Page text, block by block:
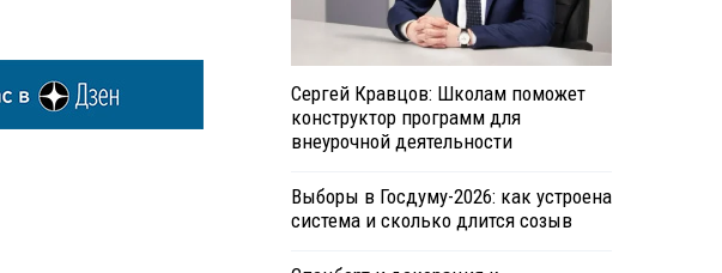
Сергей Кравцов: Школам поможет
конструктор программ для
внеурочной деятельности
Выборы в Госдуму-2026: как устроена
система и сколько длится созыв